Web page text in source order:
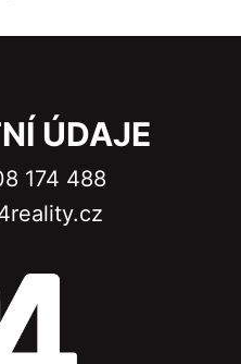
ÚDAJE
174 488